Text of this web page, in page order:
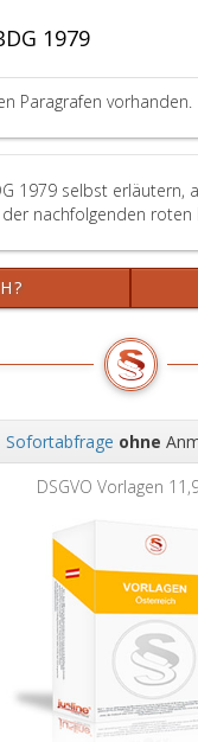
1979
Paragrafen vorhanden.
1979 selbst
nachfolgenden roten
Sofortabfrage ohne
11,90 €